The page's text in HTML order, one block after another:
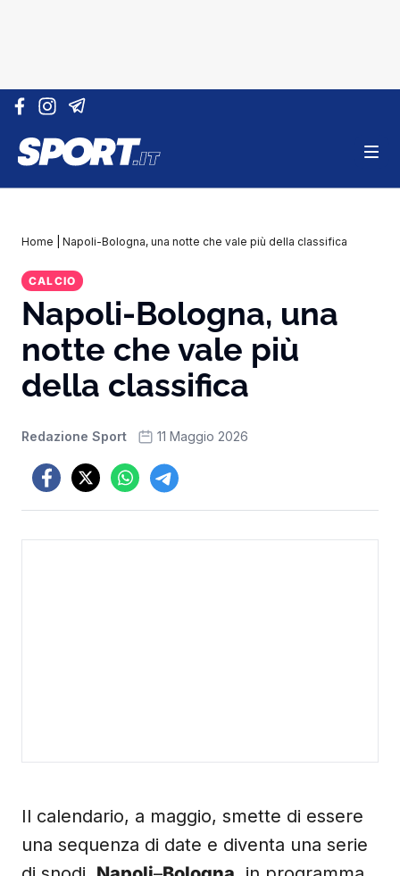
Vai al contenuto
Home Napoli-Bologna, una notte che vale più della classifica
CALCIO
Napoli-Bologna, una
notte che vale più
della classifica
Redazione Sport 11 Maggio 2026
Il calendario, a maggio, smette di essere
una sequenza di date e diventa una serie